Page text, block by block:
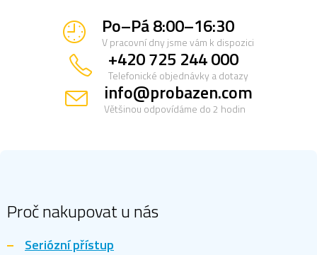
u
Po–Pá 8:00–16:30
V pracovní dny jsme vám k dispozici
+420 725 244 000
Telefonické objednávky a dotazy
info@probazen.com
Většinou odpovídáme do 2 hodin
Proč nakupovat u nás
Seriózní přístup